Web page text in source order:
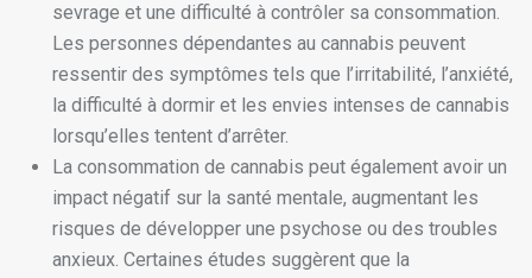
sevrage et une difficulté à contrôler sa consommation.
Les personnes dépendantes au cannabis peuvent
ressentir des symptômes tels que l’irritabilité, l’anxiété,
la difficulté à dormir et les envies intenses de cannabis
lorsqu’elles tentent d’arrêter.
La consommation de cannabis peut également avoir un
impact négatif sur la santé mentale, augmentant les
risques de développer une psychose ou des troubles
anxieux. Certaines études suggèrent que la